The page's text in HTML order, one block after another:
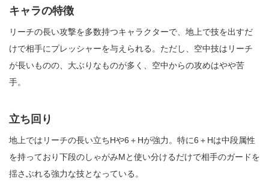
キャラの特徴
リーチの長い攻撃を多数持つキャラクターで、地上で技を出すだ
けで相手にプレッシャーを与えられる。ただし、空中技はリーチ
が長いものの、大ぶりなものが多く、空中からの攻めはやや苦
手。
立ち回り
地上ではリーチの長い立ちHや6＋Hが強力。特に6＋Hは中段属性
を持っており下段のしゃがみMと使い分けるだけで相手のガードを
揺さぶれる強力な技となっている。